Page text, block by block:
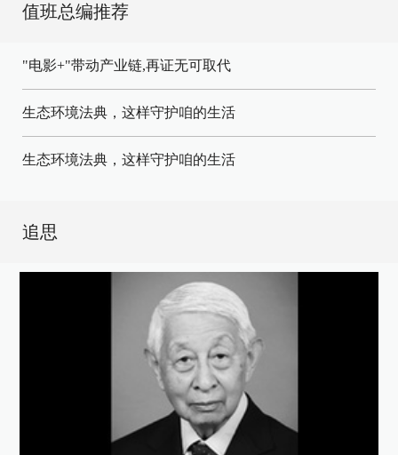
值班总编推荐
"电影+"带动产业链,再证无可取代
生态环境法典，这样守护咱的生活
生态环境法典，这样守护咱的生活
追思